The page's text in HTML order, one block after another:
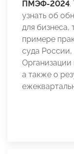
ПМЭФ-2024.
узнать об
для бизнеса,
примере
суда
Организации
а также о